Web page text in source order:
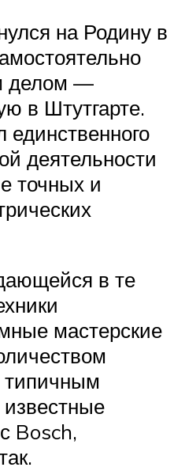
на Родину в
делом —
в Штутгарте.
деятельности
точных и
в те
мастерские
типичным
Bosch,